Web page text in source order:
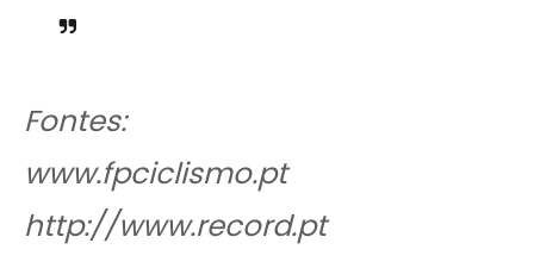
Fontes:
www.fpciclismo.pt
http://www.record.pt